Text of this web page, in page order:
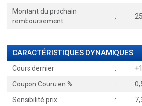
Montant du prochain
remboursement
:
CARACTÉRISTIQUES DYNAMIQUES
Cours dernier :
Coupon Couru en %
:
Sensibilité prix
: